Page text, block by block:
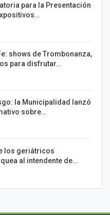
para la Presentación
shows de Trombonanza,
para disfrutar…
la Municipalidad lanzó
sobre…
los geriátricos
al intendente de…